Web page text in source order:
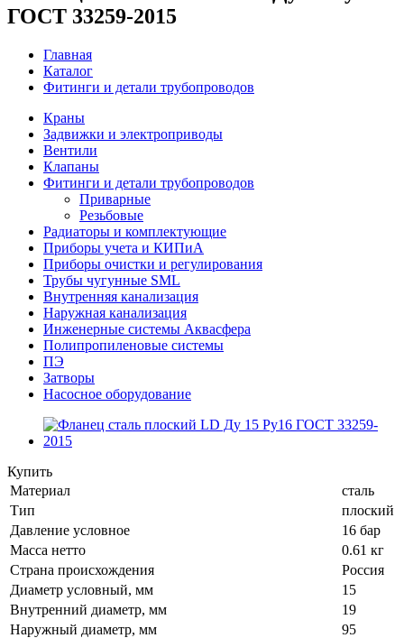
ГОСТ 33259-2015
Главная
Каталог
Фитинги и детали трубопроводов
Краны
Задвижки и электроприводы
Вентили
Клапаны
Фитинги и детали трубопроводов
Приварные
Резьбовые
Радиаторы и комплектующие
Приборы учета и КИПиА
Приборы очистки и регулирования
Трубы чугунные SML
Внутренняя канализация
Наружная канализация
Инженерные системы Аквасфера
Полипропиленовые системы
ПЭ
Затворы
Насосное оборудование
Купить
Материал
сталь
Тип
плоский
Давление условное
16 бар
Масса нетто
0.61 кг
Страна происхождения
Россия
Диаметр условный, мм
15
Внутренний диаметр, мм
19
Наружный диаметр, мм
95